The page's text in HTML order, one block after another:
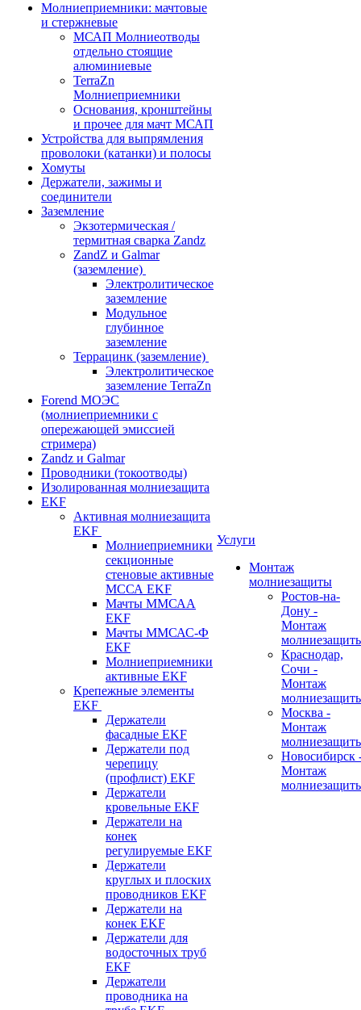
Молниеприемники: мачтовые
и стержневые
МСАП Молниеотводы
отдельно стоящие
алюминиевые
TerraZn
Молниеприемники
Основания, кронштейны
и прочее для мачт МСАП
Устройства для выпрямления
проволоки (катанки) и полосы
Хомуты
Держатели, зажимы и
соединители
Заземление
Экзотермическая /
термитная сварка Zandz
ZandZ и Galmar
(заземление)
Электролитическое
заземление
Модульное
глубинное
заземление
Террацинк (заземление)
Электролитическое
заземление TerraZn
Forend МОЭС
(молниеприемники с
опережающей эмиссией
стримера)
Zandz и Galmar
Проводники (токоотводы)
Изолированная молниезащита
EKF
Активная молниезащита
EKF
Молниеприемники
секционные
стеновые активные
МССА EKF
Мачты ММСАА
EKF
Мачты ММСАС-Ф
EKF
Молниеприемники
активные EKF
Крепежные элементы
EKF
Держатели
фасадные EKF
Держатели под
черепицу
(профлист) EKF
Держатели
кровельные EKF
Держатели на
конек
регулируемые EKF
Держатели
круглых и плоских
проводников EKF
Держатели на
конек EKF
Держатели для
водосточных труб
EKF
Держатели
проводника на
Услуги
Монтаж
молниезащиты
Ростов-на-
Дону -
Монтаж
Краснодар,
Сочи -
Монтаж
Москва -
Монтаж
Новосибирск
Монтаж